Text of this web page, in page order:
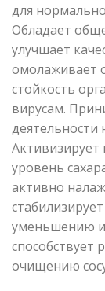
для
Обладает
улучшает
омолаживает
стойкость
вирусам.
деятельности
уровень
активно
уменьшению и
очищению